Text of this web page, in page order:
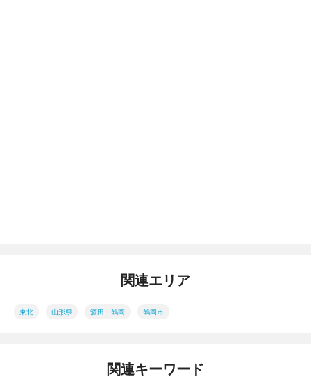
関連エリア
東北 山形県 酒田・鶴岡 鶴岡市
関連キーワード